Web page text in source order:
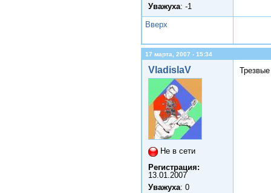
Уважуха: -1
Вверх
17 марта, 2007 - 15:34
VladislaV
Не в сети
Регистрация:
13.01.2007
Уважуха: 0